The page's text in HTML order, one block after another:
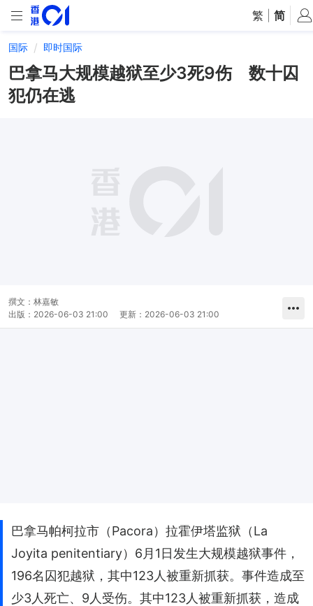
繁 简
国际 即时国际
巴拿马大规模越狱至少3死9伤 数十囚
犯仍在逃
撰文： 林嘉敏
出版： 2026-06-03 21:00 更新： 2026-06-03 21:00
巴拿马帕柯拉市（Pacora）拉霍伊塔监狱（La
Joyita penitentiary）6月1日发生大规模越狱事件，
196名囚犯越狱，其中123人被重新抓获。事件造成至
少3人死亡、9人受伤。其中123人被重新抓获，造成